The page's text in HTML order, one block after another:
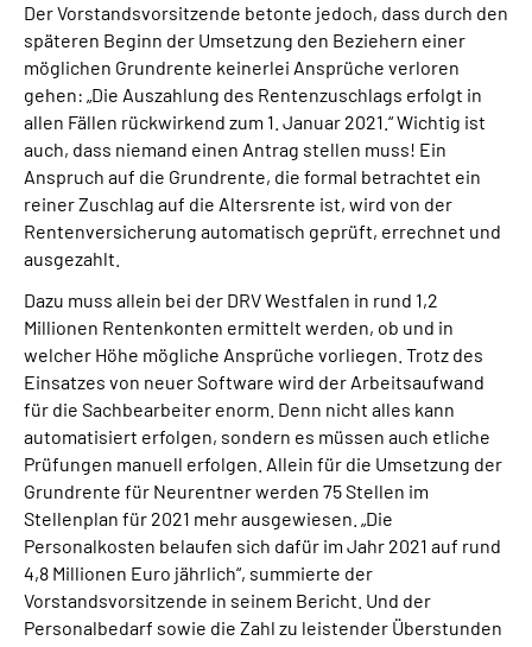
Der Vorstandsvorsitzende betonte jedoch, dass durch den
späteren Beginn der Umsetzung den Beziehern einer
möglichen Grundrente keinerlei Ansprüche verloren
gehen: „Die Auszahlung des Rentenzuschlags erfolgt in
allen Fällen rückwirkend zum 1. Januar 2021.“ Wichtig ist
auch, dass niemand einen Antrag stellen muss! Ein
Anspruch auf die Grundrente, die formal betrachtet ein
reiner Zuschlag auf die Altersrente ist, wird von der
Rentenversicherung automatisch geprüft, errechnet und
ausgezahlt.
Dazu muss allein bei der DRV Westfalen in rund 1,2
Millionen Rentenkonten ermittelt werden, ob und in
welcher Höhe mögliche Ansprüche vorliegen. Trotz des
Einsatzes von neuer Software wird der Arbeitsaufwand
für die Sachbearbeiter enorm. Denn nicht alles kann
automatisiert erfolgen, sondern es müssen auch etliche
Prüfungen manuell erfolgen. Allein für die Umsetzung der
Grundrente für Neurentner werden 75 Stellen im
Stellenplan für 2021 mehr ausgewiesen. „Die
Personalkosten belaufen sich dafür im Jahr 2021 auf rund
4,8 Millionen Euro jährlich“, summierte der
Vorstandsvorsitzende in seinem Bericht. Und der
Personalbedarf sowie die Zahl zu leistender Überstunden